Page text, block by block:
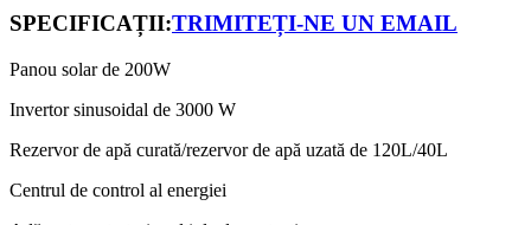
SPECIFICAȚII:TRIMITEȚI-NE UN EMAIL
Panou solar de 200W
Invertor sinusoidal de 3000 W
Rezervor de apă curată/rezervor de apă uzată de 120L/40L
Centrul de control al energiei